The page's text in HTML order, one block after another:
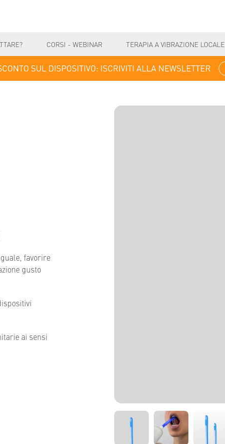
CORSI - WEBINAR TERAPIA A VIBRAZIONE LOCALE
favorire
gusto
ai sensi